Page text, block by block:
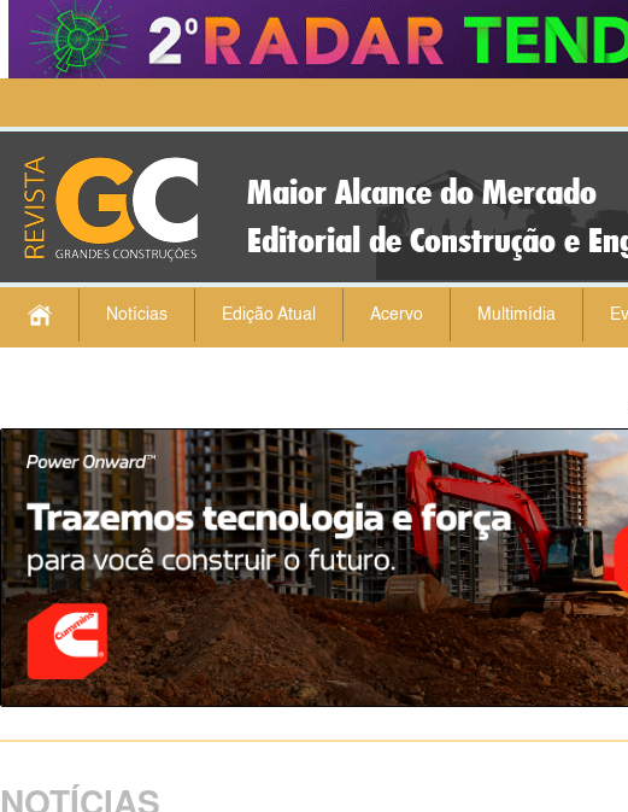
Maior Alcance do Mercado
Editorial de Construção e
Notícias Edição Atual Acervo Multimídia
NOTÍCIAS